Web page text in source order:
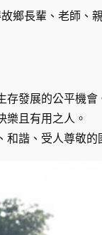
鄉長輩、老師、
發展的公平機會
樂且有用之人。
諧、受人尊敬的